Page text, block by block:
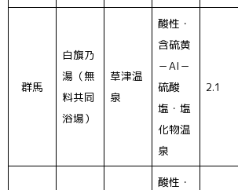
群馬
白旗乃
湯（無
料共同
浴場）
草津温
泉
酸性・
含硫黄
－Al－
硫酸
塩・塩
化物温
泉
2.1
酸性・